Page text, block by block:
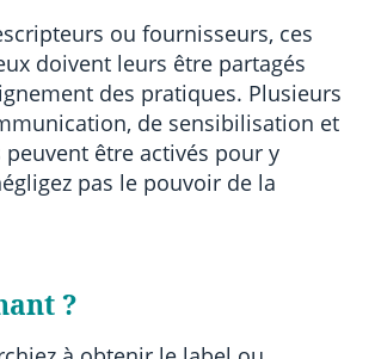
ou fournisseurs, ces
doivent leurs être partagés
des pratiques. Plusieurs
de sensibilisation et
être activés pour y
pas le pouvoir de la
?